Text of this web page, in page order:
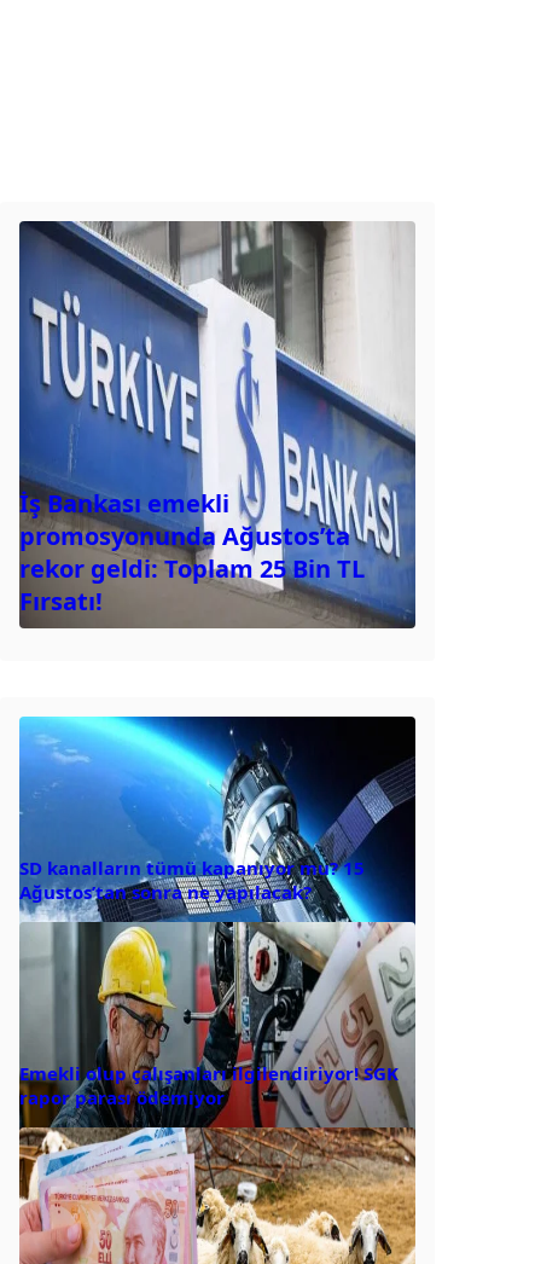
İş Bankası emekli
promosyonunda Ağustos’ta
rekor geldi: Toplam 25 Bin TL
Fırsatı!
SD kanalların tümü kapanıyor mu? 15
Ağustos’tan sonra ne yapılacak?
Emekli olup çalışanları ilgilendiriyor! SGK
rapor parası ödemiyor